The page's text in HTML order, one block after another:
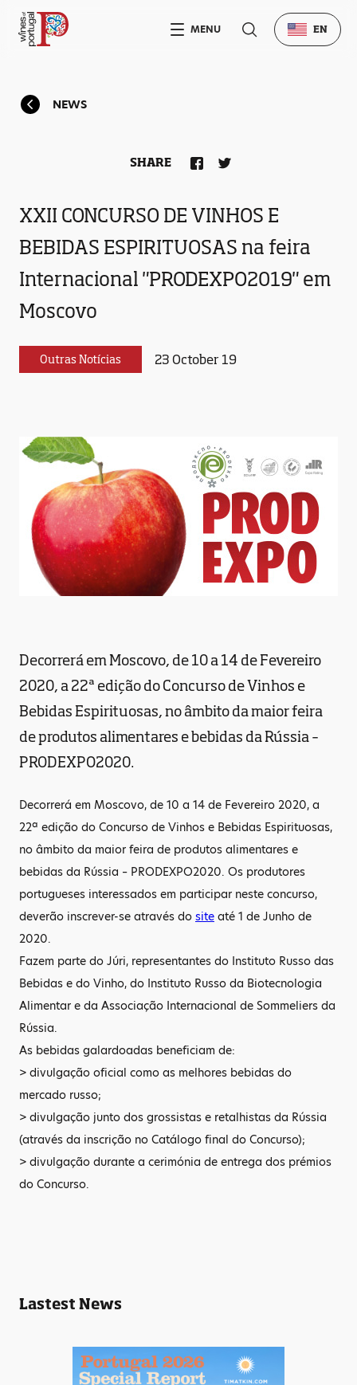
NEWS
XXII CONCURSO DE VINHOS E
BEBIDAS ESPIRITUOSAS na feira
Internacional "PRODEXPO2019" em
Moscovo
Outras Notícias 23 October 19
SHARE
Decorrerá em Moscovo, de 10 a 14 de Fevereiro
2020, a 22ª edição do Concurso de Vinhos e
Bebidas Espirituosas, no âmbito da maior feira
de produtos alimentares e bebidas da Rússia –
PRODEXPO2020.
Decorrerá em Moscovo, de 10 a 14 de Fevereiro 2020, a
22ª edição do Concurso de Vinhos e Bebidas Espirituosas,
no âmbito da maior feira de produtos alimentares e
bebidas da Rússia – PRODEXPO2020. Os produtores
portugueses interessados em participar neste concurso,
deverão inscrever-se através do site até 1 de Junho de
2020.
Fazem parte do Júri, representantes do Instituto Russo das
Bebidas e do Vinho, do Instituto Russo da Biotecnologia
Alimentar e da Associação Internacional de Sommeliers da
Rússia.
As bebidas galardoadas beneficiam de:
> divulgação oficial como as melhores bebidas do
mercado russo;
> divulgação junto dos grossistas e retalhistas da Rússia
(através da inscrição no Catálogo final do Concurso);
> divulgação durante a cerimónia de entrega dos prémios
do Concurso.
Lastest News
MENU EN